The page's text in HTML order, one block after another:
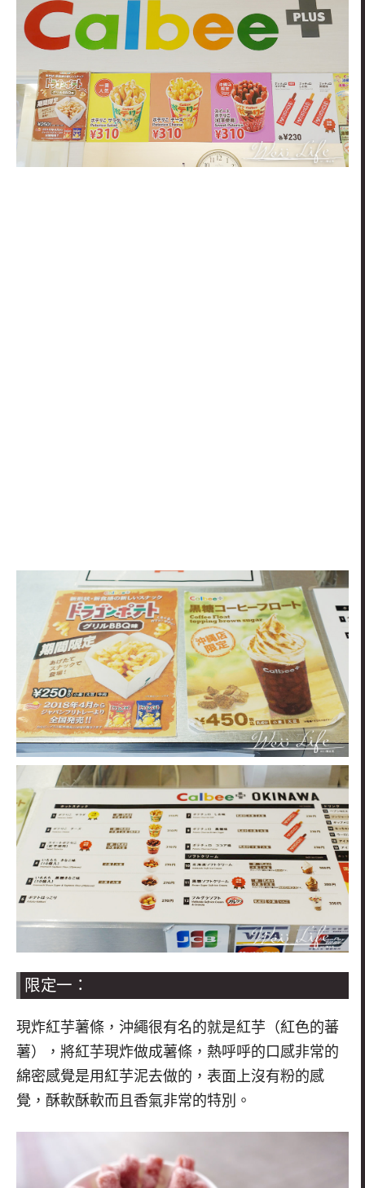
限定一：
現炸紅芋薯條，沖繩很有名的就是紅芋（紅色的蕃
薯），將紅芋現炸做成薯條，熱呼呼的口感非常的
綿密感覺是用紅芋泥去做的，表面上沒有粉的感
覺，酥軟酥軟而且香氣非常的特別。